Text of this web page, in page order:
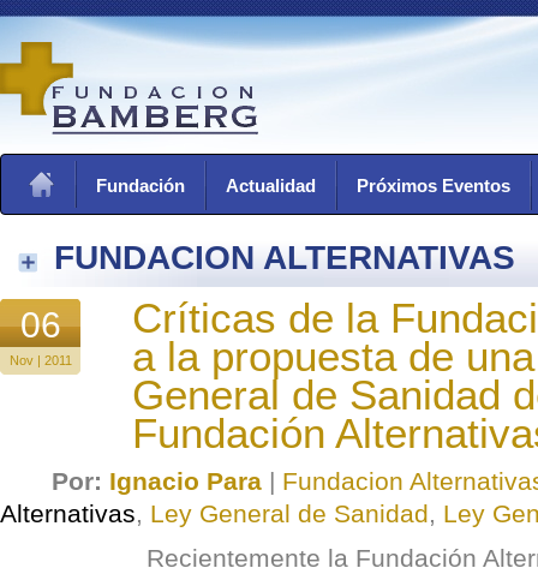
Fundación Actualidad Próximos Eventos
FUNDACION ALTERNATIVAS
06
Nov | 2011
Críticas de la
a la propuesta de
General de Sanidad
Fundación
Por: Ignacio Para | Fundacion
Alternativas, Ley General de Sanidad, Ley
Recientemente la Fundación